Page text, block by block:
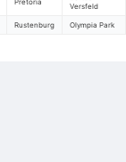
Pretoria
Versfeld
Rustenburg Olympia Park